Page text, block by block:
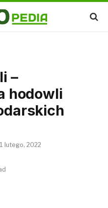
–
hodowli
lutego, 2022